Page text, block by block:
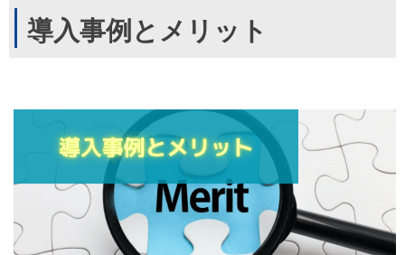
導入事例とメリット